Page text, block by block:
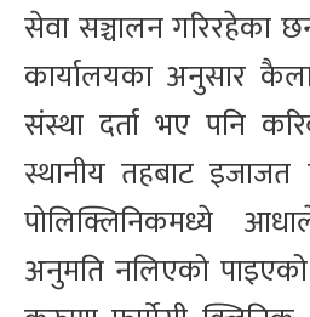
सेवा सञ्चालन गरिरहेका
कार्यालयका अनुसार
संस्था दर्ता भए पनि
स्थानीय तहबाट
पोलिक्लिनिकमध्ये
अनुमति नलिएको